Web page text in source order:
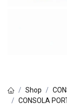
Shop
CONSOLA